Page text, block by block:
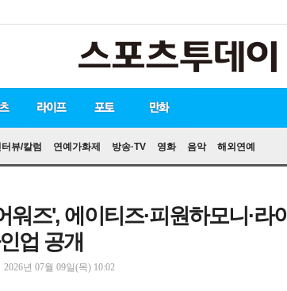
뷰/칼럼 연예가화제 방송·TV 영화 음악 해외연예
즈', 에이티즈·피원하모니·라이
업 공개
2026년 07월 09일(목) 10:02